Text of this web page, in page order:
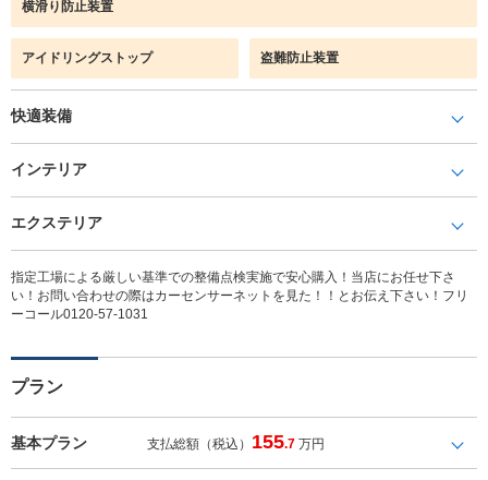
横滑り防止装置
アイドリングストップ 盗難防止装置
快適装備
インテリア
エクステリア
指定工場による厳しい基準での整備点検実施で安心購入！当店にお任せ下さ
い！お問い合わせの際はカーセンサーネットを見た！！とお伝え下さい！フリ
ーコール0120-57-1031
プラン
基本プラン 支払総額（税込） 155.7 万円